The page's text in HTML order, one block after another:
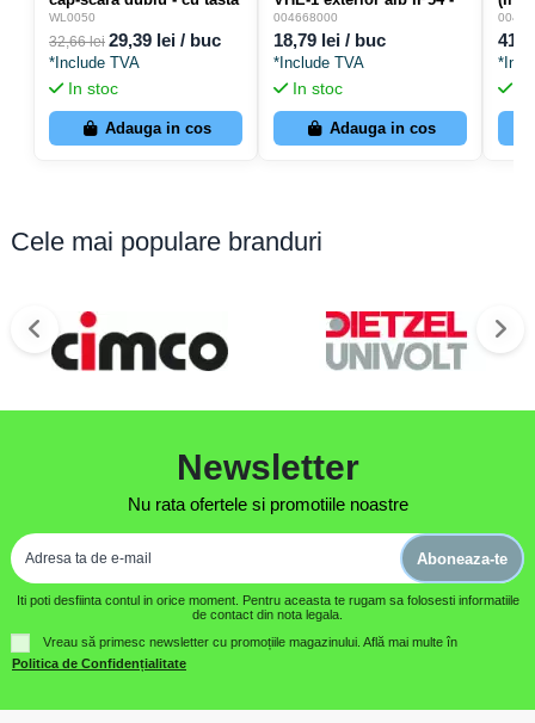
- alb - Hager Lumina2 -
WL0050
WL0050
32,66 lei 29,39 lei / buc
*Include TVA
In stoc
Adauga in cos
ETI 004668000
004668000
18,79 lei / buc
*Include TVA
In stoc
Adauga in cos
In
Cele mai populare branduri
Newsletter
Nu rata ofertele si promotiile noastre
Aboneaza-te
Iti poti desfiinta contul in orice moment. Pentru aceasta te rugam sa folosesti informatiile
de contact din nota legala.
Vreau să primesc newsletter cu promoțiile magazinului. Află mai multe în
Politica de Confidențialitate